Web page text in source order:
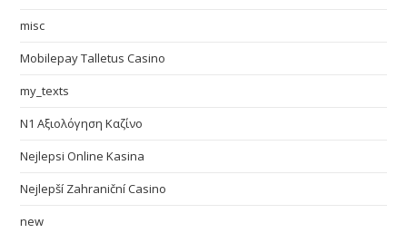
misc
Mobilepay Talletus Casino
my_texts
N1 Αξιολόγηση Καζίνο
Nejlepsi Online Kasina
Nejlepší Zahraniční Casino
new